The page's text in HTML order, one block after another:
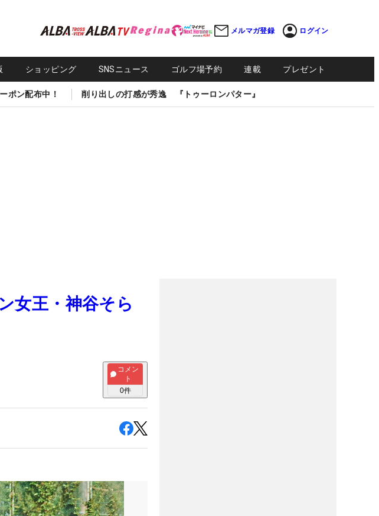
メルマガ登録 ログイン
ショッピング SNSニュース ゴルフ場予約 連載 プレゼント
ポン配布中！ 削り出しの打感が秀逸 『トゥーロンパター』
女王・神谷そら
コメン
ト
0件